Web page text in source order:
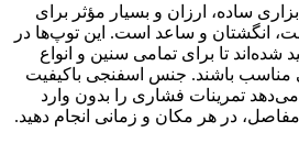
ابزاری ساده، ارزان و بسیار مؤثر برای
انگشتان و ساعد است. این توپ‌ها در
شده‌اند تا برای تمامی سنین و انواع
مناسب باشند. جنس اسفنجی باکیفیت
تمرینات فشاری را بدون وارد
در هر مکان و زمانی انجام دهید.